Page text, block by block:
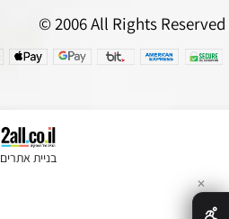
© 2006 All Rights Reserved
בניית אתרים
✕